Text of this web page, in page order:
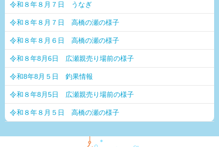
令和８年８月７日 うなぎ
令和８年８月７日 高橋の瀬の様子
令和８年８月６日 高橋の瀬の様子
令和８年8月6日 広瀬親売り場前の様子
令和8年8月５日 釣果情報
令和８年8月5日 広瀬親売り場前の様子
令和８年８月５日 高橋の瀬の様子